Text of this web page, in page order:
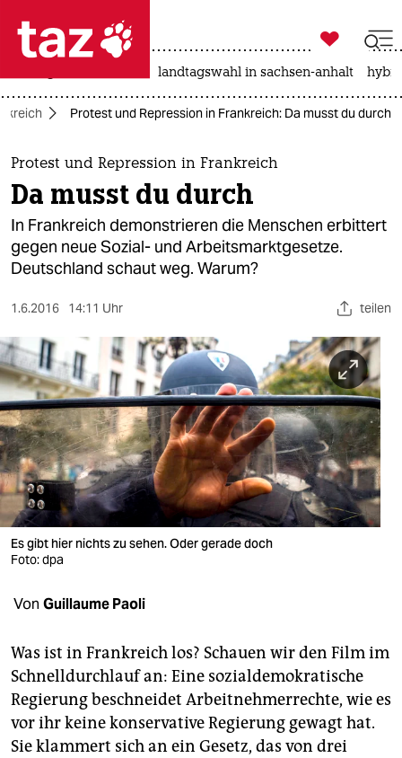
 taz zahl ich
taz zahl ich
themen
politik
öko
sport
berlin
nord
wahrheit
verlag
verlag
veranstaltungen
fragen & hilfe
unterstützen
abo

taz zahl ich
landtagswahl in sachsen-anhalt
Protest und Repression in Frankreich: Da musst du durch
Protest und Repression in Frankreich
Da musst du durch
In Frankreich demonstrieren die Menschen erbittert
gegen neue Sozial- und Arbeitsmarktgesetze.
Deutschland schaut weg. Warum?
1.6.2016 14:11 Uhr teilen
Es gibt hier nichts zu sehen. Oder gerade doch
Foto: dpa
Von Guillaume Paoli
Was ist in Frankreich los? Schauen wir den Film im
Schnelldurchlauf an: Eine sozialdemokratische
Regierung beschneidet Arbeitnehmerrechte, wie es
vor ihr keine konservative Regierung gewagt hat.
Sie klammert sich an ein Gesetz, das von drei